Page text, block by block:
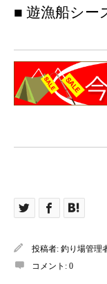
■ 遊漁船シー
投稿者: 釣り場管理
コメント: 0